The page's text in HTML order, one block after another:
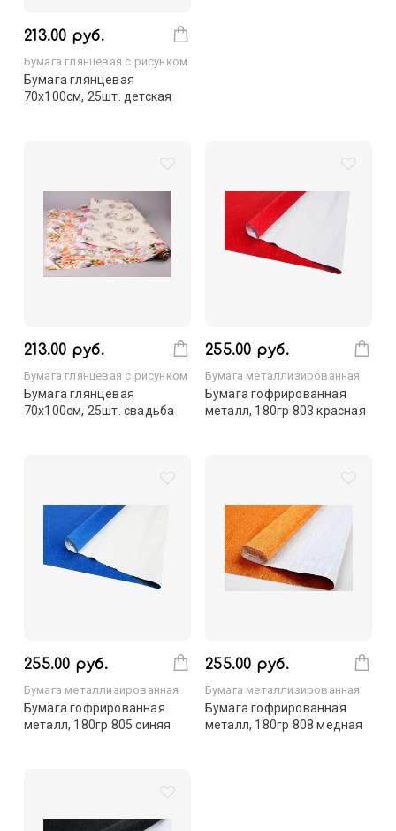
213.00 руб.
Бумага глянцевая с рисунком
Бумага глянцевая
70х100см, 25шт. детская
213.00 руб.
Бумага глянцевая с рисунком
Бумага глянцевая
70х100см, 25шт. свадьба
255.00 руб.
Бумага металлизированная
Бумага гофрированная
металл, 180гр 803 красная
255.00 руб.
Бумага металлизированная
Бумага гофрированная
металл, 180гр 805 синяя
255.00 руб.
Бумага металлизированная
Бумага гофрированная
металл, 180гр 808 медная